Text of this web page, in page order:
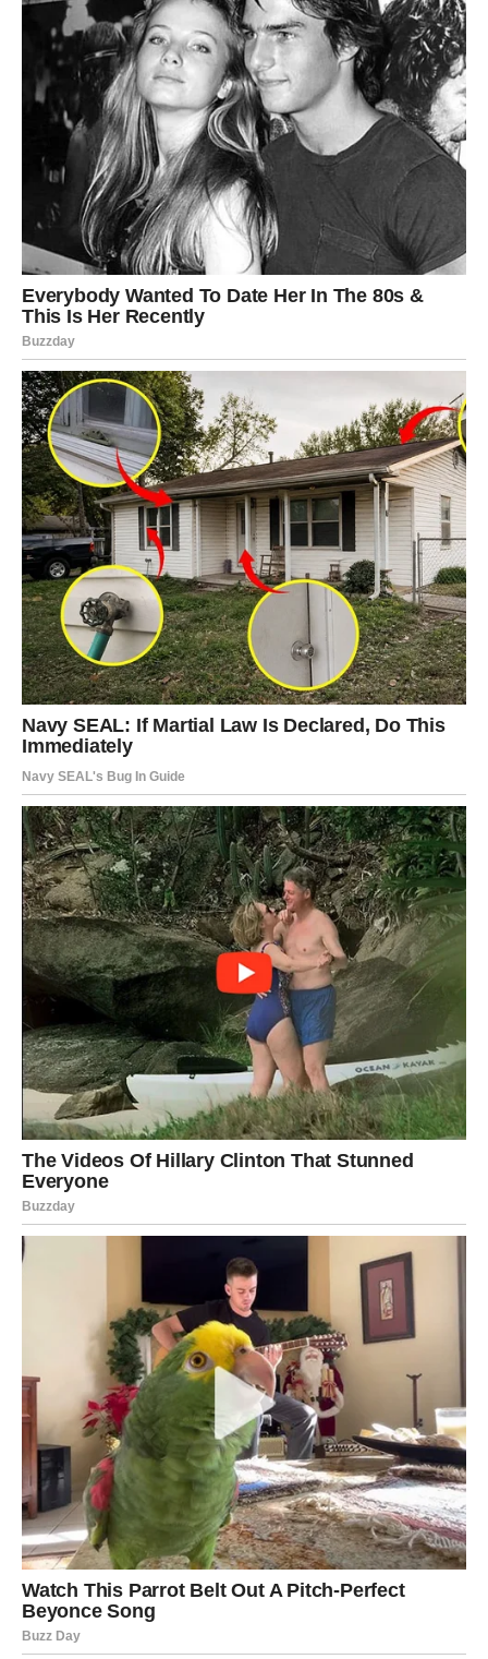
Srodna duša je mnogo bliže nego što
mislite
Jedan susret mogao bi vam potpuno promijeniti pogled
na ljubav.
ŠKORPIJA
Poslije perioda nepovjerenja i emotivne distance, sada
dolazi osoba koja ruši vaše zidove.
Ovo poznanstvo donosi veoma snažnu privlačnost i
osjećaj da ste nekoga čekali mnogo duže nego što
mislite.
Emocije postaju jače od straha
Pred vama je ljubavna priča koja se ne zaboravlja lako.
STRIJELAC
Vi ste znak koji bi mogao upoznati ljubav potpuno
neočekivano – tokom putovanja, izlaska ili kroz spontano
druženje.
Ova osoba donosi vam osmijeh, lakoću i osjećaj da
konačno možete biti svoji.
Ljubav dolazi kroz spontanost
Najljepše stvari desiće se onda kada ih najmanje
planirate.
JARAC
Jarčevi konačno upoznaju osobu koja razumije njihovu
potrebu za sigurnošću i ozbiljnim odnosom.
Pred vama je emotivna povezanost koja se gradi polako,
ali veoma stabilno.
Neko dolazi da ostane
Zvijezde vam sada šalju ljubav koja ima budućnost.
VODOLIJA
Pred vama su neočekivani susreti i veoma zanimljive
emocije. Jedna osoba mogla bi vas potpuno iznenaditi
svojom iskrenošću i pažnjom.
Ovo poznanstvo dolazi onda kada ste najmanje
opterećeni ljubavlju.
Sudbina vam sprema posebno
iznenađenje